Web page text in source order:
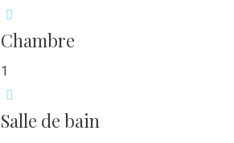
Chambre
1
Salle de bain